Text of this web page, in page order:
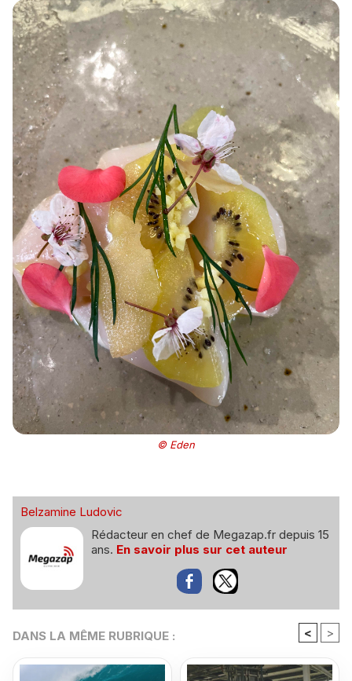
© Eden
Belzamine Ludovic
Rédacteur en chef de Megazap.fr depuis 15
ans. En savoir plus sur cet auteur
DANS LA MÊME RUBRIQUE : < >